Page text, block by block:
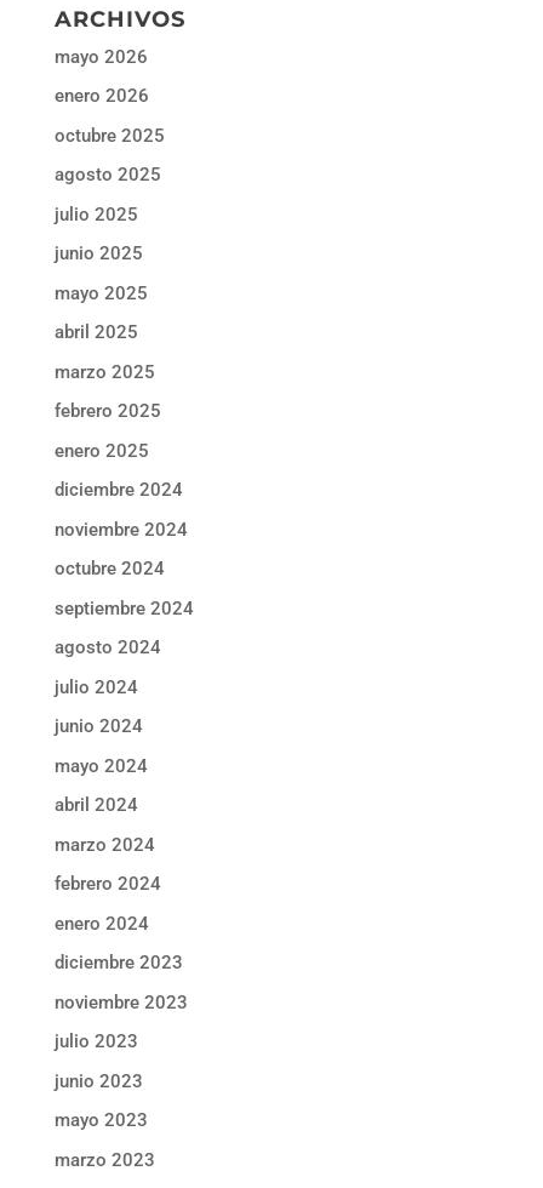
ARCHIVOS
mayo 2026
enero 2026
octubre 2025
agosto 2025
julio 2025
junio 2025
mayo 2025
abril 2025
marzo 2025
febrero 2025
enero 2025
diciembre 2024
noviembre 2024
octubre 2024
septiembre 2024
agosto 2024
julio 2024
junio 2024
mayo 2024
abril 2024
marzo 2024
febrero 2024
enero 2024
diciembre 2023
noviembre 2023
julio 2023
junio 2023
mayo 2023
marzo 2023